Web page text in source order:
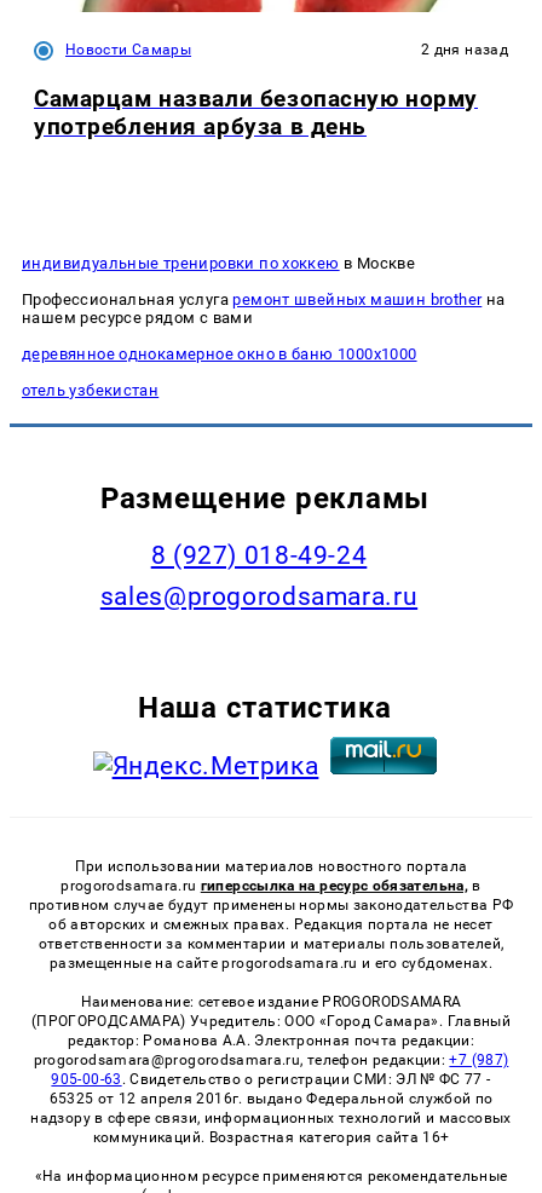
Новости Самары 2 дня назад
Самарцам назвали безопасную норму
употребления арбуза в день
индивидуальные тренировки по хоккею в Москве
Профессиональная услугаремонт швейных машин brotherна
нашем ресурсе рядом с вами
деревянное однокамерное окно в баню 1000х1000
отель узбекистан
Размещение рекламы
8 (927) 018-49-24
sales@progorodsamara.ru
Наша статистика
При использовании материалов новостного портала
progorodsamara.ru гиперссылка на ресурс обязательна, в
противном случае будут применены нормы законодательства РФ
об авторских и смежных правах. Редакция портала не несет
ответственности за комментарии и материалы пользователей,
размещенные на сайте progorodsamara.ru и его субдоменах.
Наименование: сетевое издание PROGORODSAMARA
(ПРОГОРОДСАМАРА) Учредитель: ООО «Город Самара». Главный
редактор: Романова А.А. Электронная почта редакции:
progorodsamara@progorodsamara.ru, телефон редакции:+7 (987)
905-00-63 . Свидетельство о регистрации СМИ: ЭЛ № ФС 77 -
65325 от 12 апреля 2016г. выдано Федеральной службой по
надзору в сфере связи, информационных технологий и массовых
коммуникаций. Возрастная категория сайта 16+
«На информационном ресурсе применяются рекомендательные